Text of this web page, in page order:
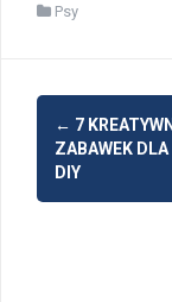
Psy
Post
← 7
ZABAWEK DLA
DIY